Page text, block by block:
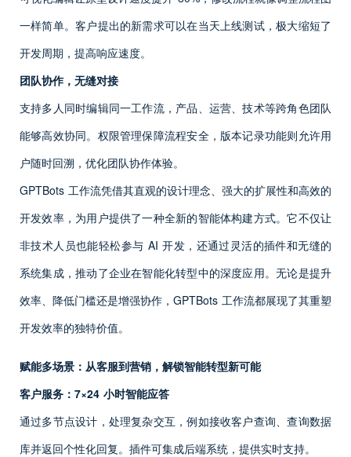
一样简单。客户提出的新需求可以在当天上线测试，极大缩短了
开发周期，提高响应速度。
团队协作，无缝对接
支持多人同时编辑同一工作流，产品、运营、技术等跨角色团队
能够高效协同。权限管理保障流程安全，版本记录功能则允许用
户随时回溯，优化团队协作体验。
GPTBots 工作流凭借其直观的设计理念、强大的扩展性和高效的
开发效率，为用户提供了一种全新的智能体构建方式。它不仅让
非技术人员也能轻松参与 AI 开发，还通过灵活的插件和无缝的
系统集成，推动了企业在智能化转型中的深度应用。无论是提升
效率、降低门槛还是增强协作，GPTBots 工作流都展现了其重塑
开发效率的独特价值。
赋能多场景：从客服到营销，解锁智能转型新可能
客户服务：7×24 小时智能应答
通过多节点设计，处理复杂交互，例如接收客户查询、查询数据
库并返回个性化回复。插件可集成后端系统，提供实时支持。